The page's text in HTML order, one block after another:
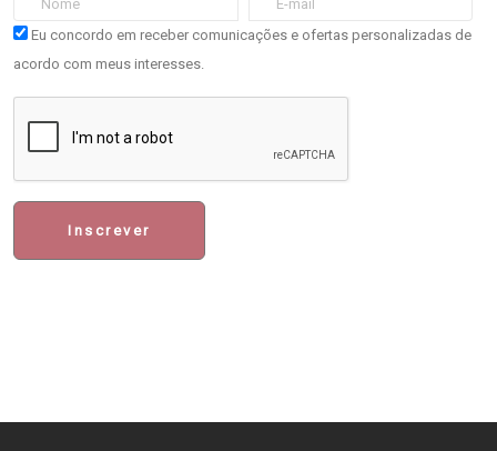
Eu concordo em receber comunicações e ofertas personalizadas de
acordo com meus interesses.
Inscrever